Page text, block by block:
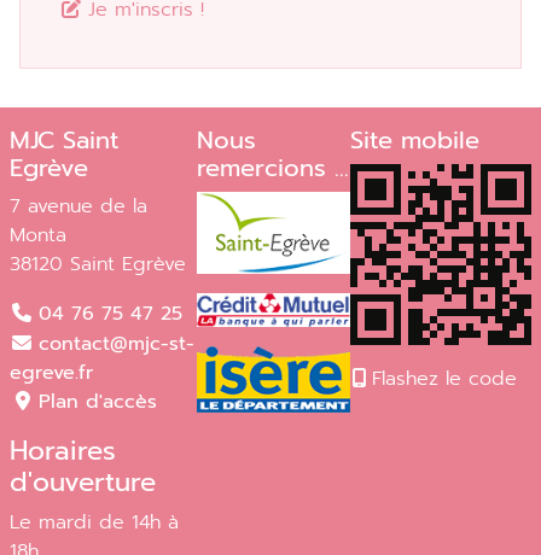
Je m'inscris !
MJC Saint
Egrève
7 avenue de la
Monta
38120 Saint Egrève
04 76 75 47 25
contact@mjc-st-
egreve.fr
Plan d'accès
Horaires
d'ouverture
Le mardi de 14h à
Nous
remercions ...
Site mobile
Flashez le code